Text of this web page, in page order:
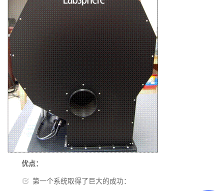
优点：
第一个系统取得了巨大的成功：